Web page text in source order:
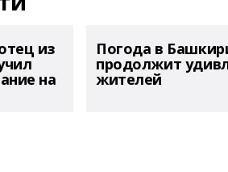
из
на
Погода в
продолжит
жителей